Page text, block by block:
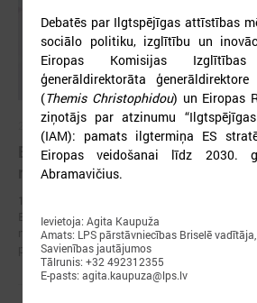
2026. gada 17. jūnijs
Eiropas pilsētu līderi
rīcību klimata noturības
Eiropas Pilsētu noturības forums (EURESFO
nekā 400 pašvaldību vadītājus,
politikas veidotājus no visas Eiropas.
Debatēs par Ilgtspējīgas attīstības
sociālo politiku, izglītību un
Eiropas Komisijas
ģenerāldirektorāta
(Themis Christophidou) un Eiropas
ziņotājs par atzinumu
(IAM): pamats ilgtermiņa ES
Eiropas veidošanai līdz 2030.
Abramavičius.
Ievietoja: Agita Kaupuža
Amats: LPS pārstāvniecības Briselē
Savienības jautājumos
Tālrunis: +32 492312355
E-pasts: agita.kaupuza@lps.lv